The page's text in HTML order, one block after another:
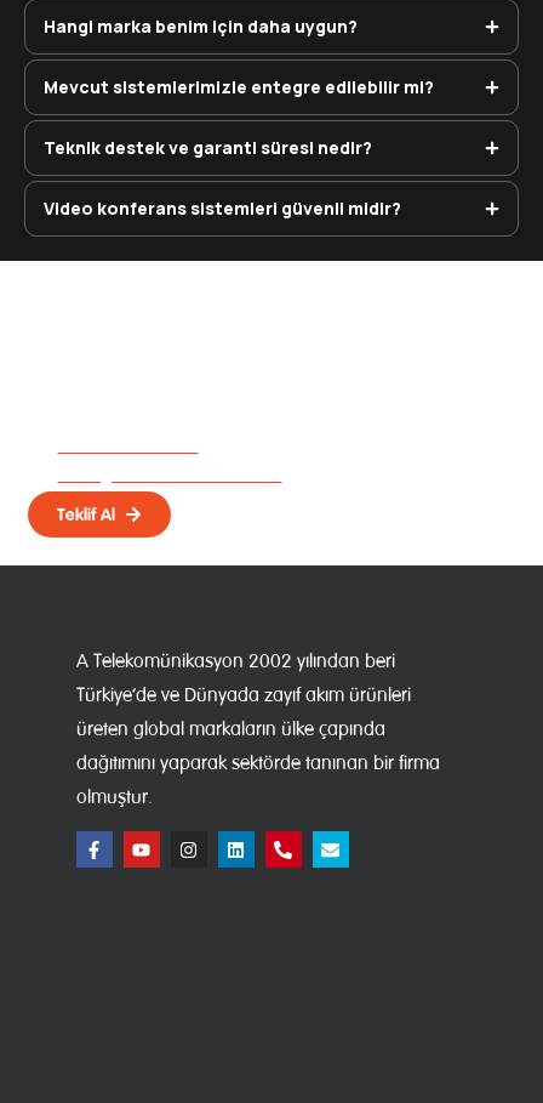
Hangi marka benim için daha uygun?
Mevcut sistemlerimizle entegre edilebilir mi?
Teknik destek ve garanti süresi nedir?
Video konferans sistemleri güvenli midir?
Teklif Al
A Telekomünikasyon 2002 yılından beri
Türkiye’de ve Dünyada zayıf akım ürünleri
üreten global markaların ülke çapında
dağıtımını yaparak sektörde tanınan bir firma
olmuştur.